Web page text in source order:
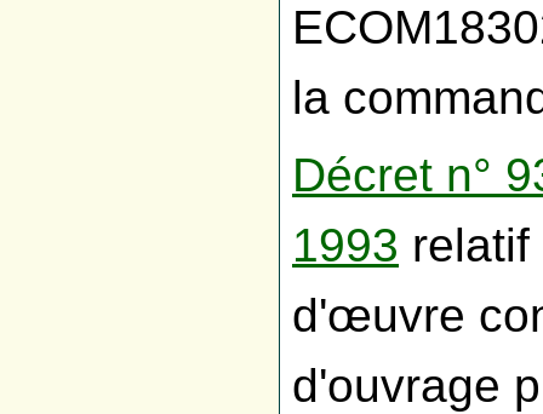
la
Décret n°
1993
d'œuvre
d'ouvrage